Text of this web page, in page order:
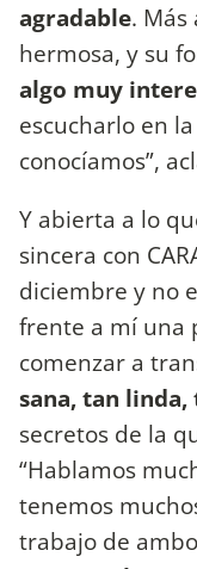
agradable. Más
hermosa, y su
algo muy
escucharlo en
conocíamos”,
Y abierta a lo
sincera con
diciembre y no
frente a mí una
comenzar a
sana, tan
secretos de la
“Hablamos
tenemos
trabajo de